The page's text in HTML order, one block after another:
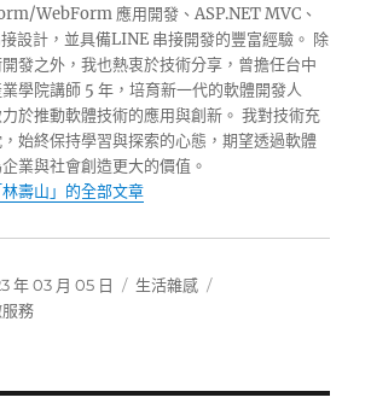
WebForm 應用開發、ASP.NET MVC、
設計，並具備LINE 串接開發的豐富經驗。 除
發之外，我也熱衷於技術分享，曾擔任台中
學院講師 5 年，培育新一代的軟體開發人
於推動軟體技術的應用與創新。 我對技術充
始終保持學習與探索的心態，期望透過軟體
業與社會創造更大的價值。
壽山」的全部文章
年 03 月 05 日
分
生活雜感
務